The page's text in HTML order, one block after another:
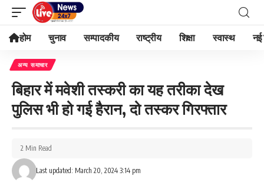
होम चुनाव सम्पादकीय राष्ट्रीय शिक्षा स्वास्थ नई
अन्य समाचार
बिहार में मवेशी तस्करी का यह तरीका देख
पुलिस भी हो गई हैरान, दो तस्कर गिरफ्तार
Last updated: March 20, 2024 3:14 pm
2 Min Read